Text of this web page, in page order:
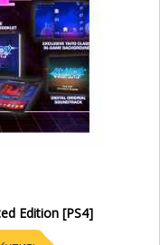
Edition [PS4]